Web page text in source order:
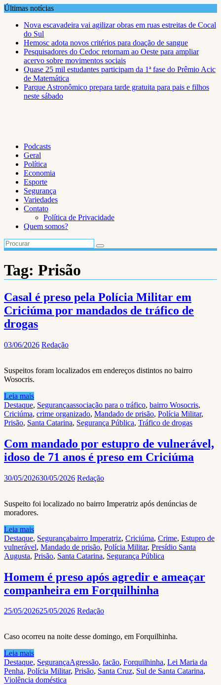
Skip
content
Últimas notícias
Nova escavadeira vai agilizar obras em ruas estreitas de Cocal
do Sul
Hemosc adota novos critérios para doação de sangue
Pesquisadores do Cedoc retornam ao Oeste para ampliar
acervo sobre movimentos sociais
Quase 25 mil estudantes participam da 1ª fase do Prêmio Acic
de Matemática
Parque Astronômico prepara tarde gratuita para pais e filhos
neste sábado
Podcasts
Geral
Política
Economia
Esporte
Segurança
Variedades
Contato
Política de Privacidade
Quem somos?
Tag: Prisão
Casal é preso pela Polícia Militar em
Criciúma por mandados de tráfico de
drogas
03/06/2026 Redação
Suspeitos foram localizados em endereços distintos no bairro
Wosocris.
Leia mais
Destaque, Segurançaassociação para o tráfico, bairro Wosocris,
Criciúma, crime organizado, Mandado de prisão, Polícia Militar,
Prisão, Santa Catarina, Segurança Pública, Tráfico de drogas
Com mandado por estupro de vulnerável,
idoso de 71 anos é preso em Criciúma
30/05/202630/05/2026 Redação
Suspeito foi localizado no bairro Imperatriz após denúncias de
moradores.
Leia mais
Destaque, Segurançabairro Imperatriz, Criciúma, Crime, Estupro de
vulnerável, Mandado de prisão, Polícia Militar, Presídio Santa
Augusta, Prisão, Santa Catarina, Segurança Pública
Homem é preso após agredir e ameaçar
companheira em Forquilhinha
25/05/202625/05/2026 Redação
Caso ocorreu na noite desse domingo, em Forquilhinha.
Leia mais
Destaque, SegurançaAgressão, facão, Forquilhinha, Lei Maria da
Penha, Polícia Militar, Prisão, Santa Cruz, Sul de Santa Catarina,
Violência doméstica